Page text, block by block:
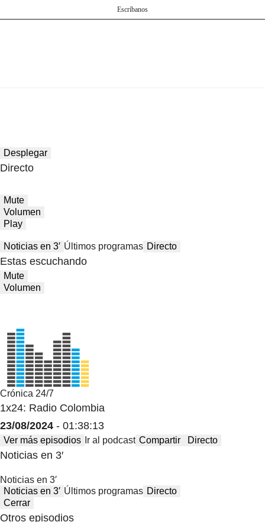
Escríbanos
Desplegar
Directo
Mute
Volumen
Play
Noticias en 3′ Últimos programas Directo
Estas escuchando
Mute
Volumen
Crónica 24/7
1x24: Radio Colombia
23/08/2024 - 01:38:13
Ver más episodios Ir al podcast Compartir Directo
Noticias en 3′
Noticias en 3′
Noticias en 3′ Últimos programas Directo
Cerrar
Otros episodios